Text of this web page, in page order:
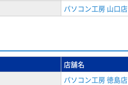
パソコン工房 山口店
店舗名
パソコン工房 徳島店